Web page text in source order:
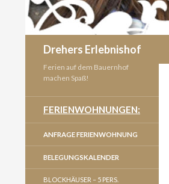
Drehers Erlebnishof
Ferien auf dem Bauernhof
machen Spaß!
FERIENWOHNUNGEN:
ANFRAGE FERIENWOHNUNG
BELEGUNGSKALENDER
BLOCKHÄUSER – 5 PERS.